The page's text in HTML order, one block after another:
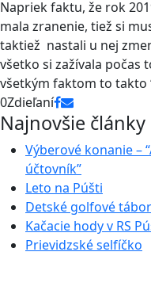
Napriek faktu, že rok
mala zranenie, tiež si
taktiež nastali u nej
všetko si zažívala
všetkým faktom to takto
0Zdieľaní
Najnovšie články
Výberové konanie –
účtovník”
Leto na Púšti
Detské golfové
Kačacie hody v RS
Prievidzské selfíčko